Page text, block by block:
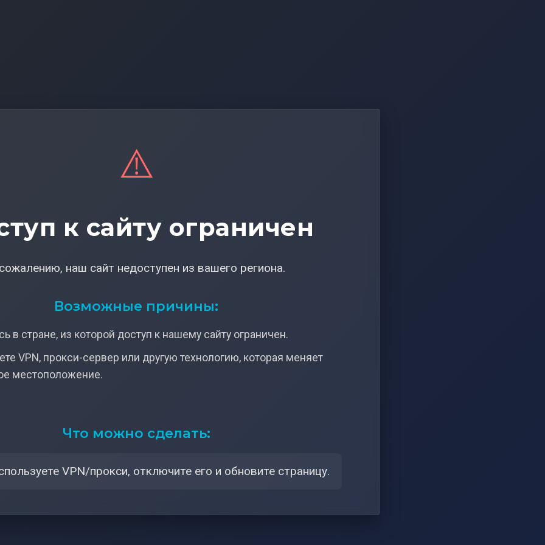
⚠️
к сайту ограничен
наш сайт недоступен из вашего региона.
Возможные причины:
в стране, из которой доступ к нашему сайту ограничен.
VPN, прокси-сервер или другую технологию, которая меняет
местоположение.
Что можно сделать:
VPN/прокси, отключите его и обновите страницу.